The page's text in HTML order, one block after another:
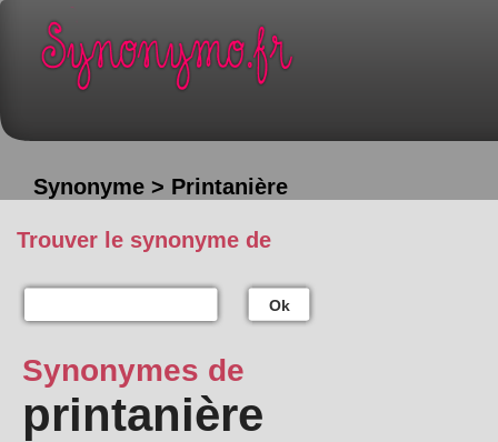
Synonyme > Printanière
Trouver le synonyme de
Ok
Synonymes de
printanière